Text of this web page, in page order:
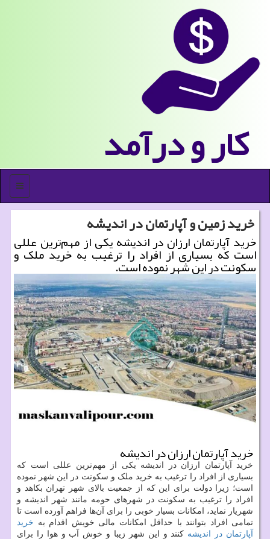
كار و درآمد
منو
خرید زمین و آپارتمان در اندیشه
خرید آپارتمان ارزان در اندیشه یکی از مهم‌ترین عللی
است که بسیاری از افراد را ترغیب به خرید ملک و
سکونت در این شهر نموده است.
خرید آپارتمان ارزان در اندیشه
خرید آپارتمان ارزان در اندیشه یکی از مهم‌ترین عللی است که
بسیاری از افراد را ترغیب به خرید ملک و سکونت در این شهر نموده
است؛ زیرا دولت برای این که از جمعیت بالای شهر تهران بکاهد و
افراد را ترغیب به سکونت در شهرهای حومه مانند شهر اندیشه و
شهریار نماید، امکانات بسیار خوبی را برای آن‌ها فراهم آورده است تا
تمامی افراد بتوانند با حداقل امکانات مالی خویش اقدام به خرید
آپارتمان در اندیشه کنند و این شهر زیبا و خوش آب و هوا را برای